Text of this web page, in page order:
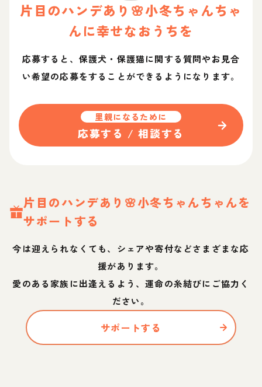
片目のハンデあり🌸小冬ちゃんちゃ
んに幸せなおうちを
応募すると、保護犬・保護猫に関する質問やお見合
い希望の応募をすることができるようになります。
里親になるために
応募する / 相談する
片目のハンデあり🌸小冬ちゃんちゃんを
サポートする
今は迎えられなくても、シェアや寄付などさまざまな応
援があります。
愛のある家族に出逢えるよう、運命の糸結びにご協力く
ださい。
サポートする